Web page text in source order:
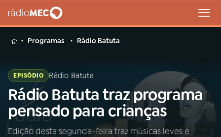
MENU
Buscar
na
Rádio
MEC
Buscar
Programas Rádio Batuta
EPISÓDIO Rádio Batuta
Rádio Batuta traz programa
pensado para crianças
Edição desta segunda-feira traz músicas leves e